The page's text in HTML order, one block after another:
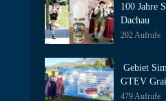
100 Jahre
Dachau
202 Aufrufe
Gebiet
GTEV
479 Aufrufe